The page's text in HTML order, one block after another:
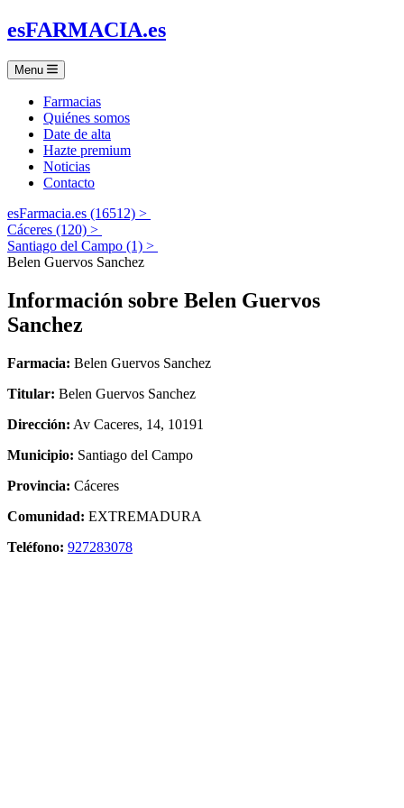
esFARMACIA.es
Menu
Farmacias
Quiénes somos
Date de alta
Hazte premium
Noticias
Contacto
esFarmacia.es (16512) >
Cáceres (120) >
Santiago del Campo (1) >
Belen Guervos Sanchez
Información sobre Belen Guervos
Sanchez
Farmacia: Belen Guervos Sanchez
Titular: Belen Guervos Sanchez
Dirección: Av Caceres, 14, 10191
Municipio: Santiago del Campo
Provincia: Cáceres
Comunidad: EXTREMADURA
Teléfono: 927283078